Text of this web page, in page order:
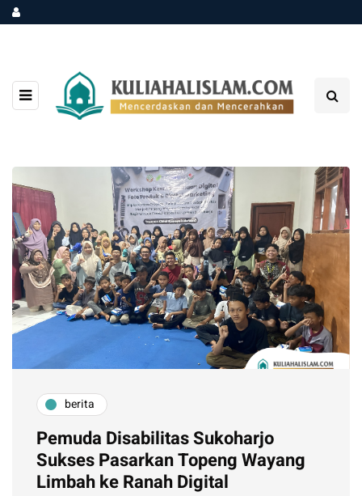
berita
​Pemuda Disabilitas Sukoharjo
Sukses Pasarkan Topeng Wayang
Limbah ke Ranah Digital